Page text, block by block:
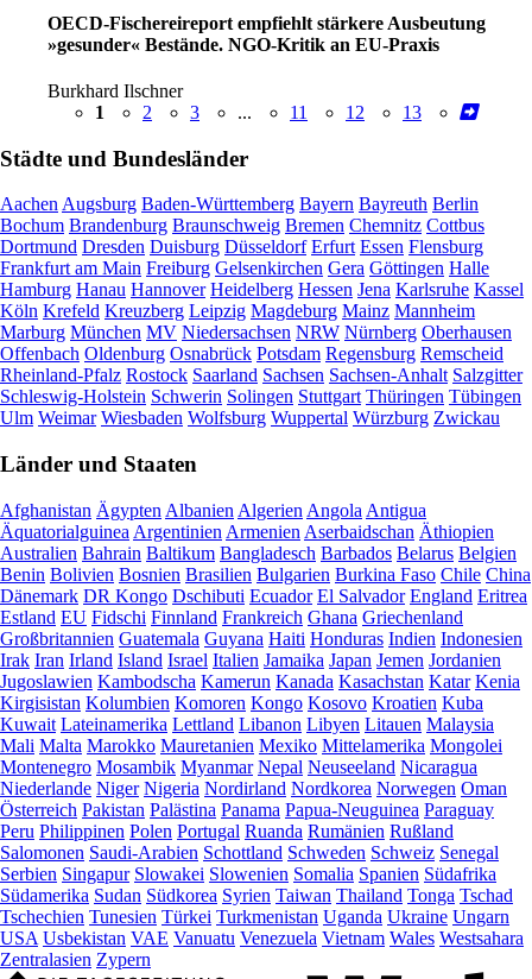
OECD-Fischereireport empfiehlt stärkere Ausbeutung
»gesunder« Bestände. NGO-Kritik an EU-Praxis
Burkhard Ilschner
1
2 3 ... 11 12 13
Städte und Bundesländer
Aachen Augsburg Baden-Württemberg Bayern Bayreuth Berlin
Bochum Brandenburg Braunschweig Bremen Chemnitz Cottbus
Dortmund Dresden Duisburg Düsseldorf Erfurt Essen Flensburg
Frankfurt am Main Freiburg Gelsenkirchen Gera Göttingen Halle
Hamburg Hanau Hannover Heidelberg Hessen Jena Karlsruhe Kassel
Köln Krefeld Kreuzberg Leipzig Magdeburg Mainz Mannheim
Marburg München MV Niedersachsen NRW Nürnberg Oberhausen
Offenbach Oldenburg Osnabrück Potsdam Regensburg Remscheid
Rheinland-Pfalz Rostock Saarland Sachsen Sachsen-Anhalt Salzgitter
Schleswig-Holstein Schwerin Solingen Stuttgart Thüringen Tübingen
Ulm Weimar Wiesbaden Wolfsburg Wuppertal Würzburg Zwickau
Länder und Staaten
Afghanistan Ägypten Albanien Algerien Angola Antigua
Äquatorialguinea Argentinien Armenien Aserbaidschan Äthiopien
Australien Bahrain Baltikum Bangladesch Barbados Belarus Belgien
Benin Bolivien Bosnien Brasilien Bulgarien Burkina Faso Chile China
Dänemark DR Kongo Dschibuti Ecuador El Salvador England Eritrea
Estland EU Fidschi Finnland Frankreich Ghana Griechenland
Großbritannien Guatemala Guyana Haiti Honduras Indien Indonesien
Irak Iran Irland Island Israel Italien Jamaika Japan Jemen Jordanien
Jugoslawien Kambodscha Kamerun Kanada Kasachstan Katar Kenia
Kirgisistan Kolumbien Komoren Kongo Kosovo Kroatien Kuba
Kuwait Lateinamerika Lettland Libanon Libyen Litauen Malaysia
Mali Malta Marokko Mauretanien Mexiko Mittelamerika Mongolei
Montenegro Mosambik Myanmar Nepal Neuseeland Nicaragua
Niederlande Niger Nigeria Nordirland Nordkorea Norwegen Oman
Österreich Pakistan Palästina Panama Papua-Neuguinea Paraguay
Peru Philippinen Polen Portugal Ruanda Rumänien Rußland
Salomonen Saudi-Arabien Schottland Schweden Schweiz Senegal
Serbien Singapur Slowakei Slowenien Somalia Spanien Südafrika
Südamerika Sudan Südkorea Syrien Taiwan Thailand Tonga Tschad
Tschechien Tunesien Türkei Turkmenistan Uganda Ukraine Ungarn
USA Usbekistan VAE Vanuatu Venezuela Vietnam Wales Westsahara
Zentralasien Zypern